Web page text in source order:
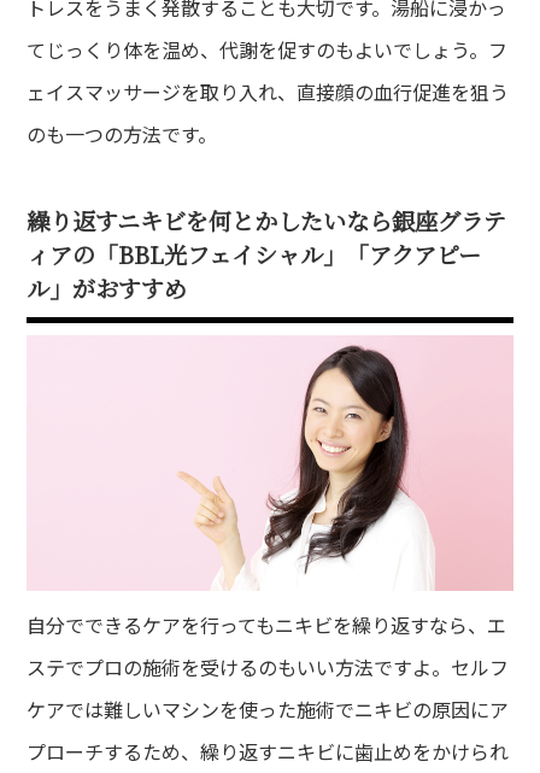
トレスをうまく発散することも大切です。湯船に浸かっ
てじっくり体を温め、代謝を促すのもよいでしょう。フ
ェイスマッサージを取り入れ、直接顔の血行促進を狙う
のも一つの方法です。
繰り返すニキビを何とかしたいなら銀座グラテ
ィアの「BBL光フェイシャル」「アクアピー
ル」がおすすめ
自分でできるケアを行ってもニキビを繰り返すなら、エ
ステでプロの施術を受けるのもいい方法ですよ。セルフ
ケアでは難しいマシンを使った施術でニキビの原因にア
プローチするため、繰り返すニキビに歯止めをかけられ